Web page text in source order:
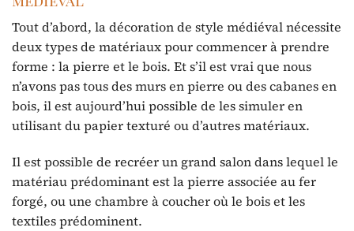
Tout d’abord, la décoration de style médiéval nécessite
deux types de matériaux pour commencer à prendre
forme : la pierre et le bois. Et s’il est vrai que nous
n’avons pas tous des murs en pierre ou des cabanes en
bois, il est aujourd’hui possible de les simuler en
utilisant du papier texturé ou d’autres matériaux.
Il est possible de recréer un grand salon dans lequel le
matériau prédominant est la pierre associée au fer
forgé, ou une chambre à coucher où le bois et les
textiles prédominent.